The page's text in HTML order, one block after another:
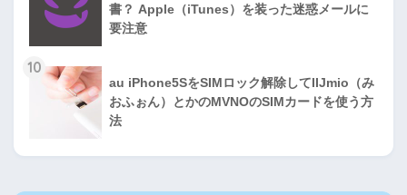
書？ Apple（iTunes）を装った迷惑メールに
要注意
10
au iPhone5SをSIMロック解除してIIJmio（み
おふぉん）とかのMVNOのSIMカードを使う方
法